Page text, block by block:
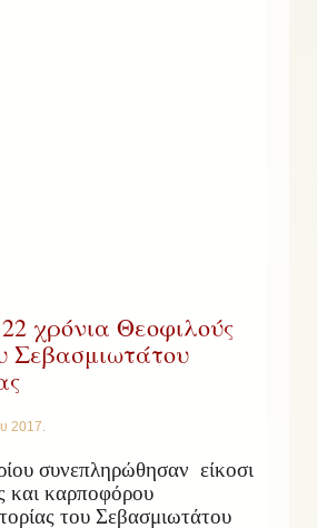
χρόνια Θεοφιλούς
Σεβασμιωτάτου
2017.
συνεπληρώθησαν είκοσι
και καρποφόρου
του Σεβασμιωτάτου